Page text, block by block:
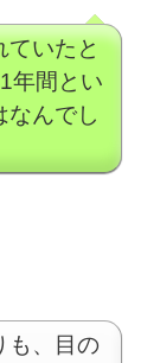
いたと
年間とい
なんでし
も、目の